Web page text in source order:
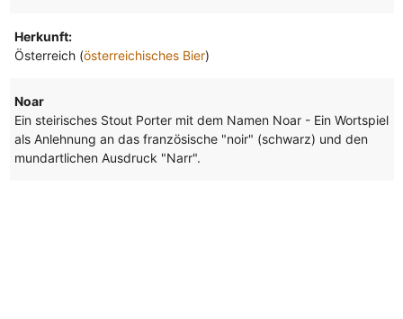
Herkunft:
Österreich (österreichisches Bier)
Noar
Ein steirisches Stout Porter mit dem Namen Noar - Ein Wortspiel
als Anlehnung an das französische "noir" (schwarz) und den
mundartlichen Ausdruck "Narr".